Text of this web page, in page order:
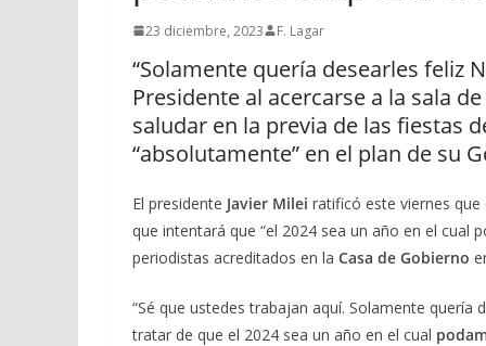
23 diciembre, 2023 F. Lagar
“Solamente quería desearles feliz
Presidente al acercarse a la sala
saludar en la previa de las fiestas
“absolutamente” en el plan de su
El presidente Javier Milei ratificó este viernes que
que intentará que “el 2024 sea un año en el cual
periodistas acreditados en la Casa de Gobierno
“Sé que ustedes trabajan aquí. Solamente
tratar de que el 2024 sea un año en el cual